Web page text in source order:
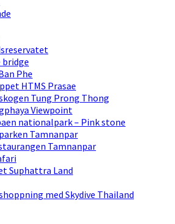
bridge
Phe
HTMS Prasae
Tung Prong Thong
Viewpoint
nationalpark – Pink stone
Tamnanpar
Tamnanpar
Suphattra Land
med Skydive Thailand